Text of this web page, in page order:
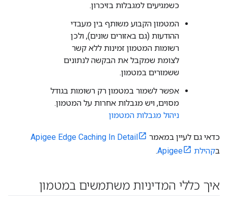
כשמגיעים למגבלות בזיכרון.
המטמון הקבוע משותף בין מעבדי
ההודעות (גם באזורים שונים), ולכן
רשומות המטמון זמינות ללא קשר
לצומת שמקבל את הבקשה לנתונים
ששמורים במטמון.
אפשר לשמור במטמון רק רשומות בגודל
מסוים, ויש מגבלות אחרות על המטמון.
ניהול מגבלות המטמון
כדאי גם לעיין במאמר
Apigee Edge Caching In Detail
בקהילת Apigee .
איך כללי המדיניות משתמשים במטמון